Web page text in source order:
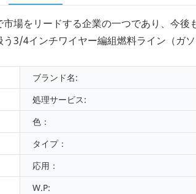
場をリードする企業の一つであり、今
3/4インチワイヤー編組燃料ライン（ガ
ブランド名:
処理サービス:
色：
タイプ：
応用：
W.P: